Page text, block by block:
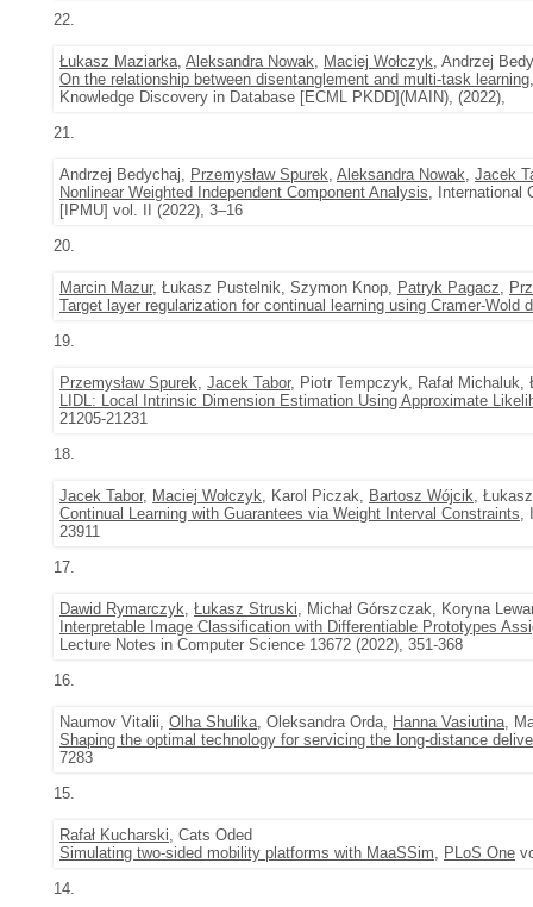
22.
Łukasz Maziarka, Aleksandra Nowak, Maciej Wołczyk, Andrzej
On the relationship between disentanglement and multi-task learning
Knowledge Discovery in Database [ECML PKDD](MAIN), (2022),
21.
Andrzej Bedychaj, Przemysław Spurek, Aleksandra Nowak, Jacek
Nonlinear Weighted Independent Component Analysis, International
[IPMU] vol. II (2022), 3–16
20.
Marcin Mazur, Łukasz Pustelnik, Szymon Knop, Patryk Pagacz,
Target layer regularization for continual learning using Cramer-Wold
19.
Przemysław Spurek, Jacek Tabor, Piotr Tempczyk, Rafał
LIDL: Local Intrinsic Dimension Estimation Using Approximate
21205-21231
18.
Jacek Tabor, Maciej Wołczyk, Karol Piczak, Bartosz Wójcik,
Continual Learning with Guarantees via Weight Interval Constraints,
23911
17.
Dawid Rymarczyk, Łukasz Struski, Michał Górszczak, Koryna
Interpretable Image Classification with Differentiable Prototypes
Lecture Notes in Computer Science 13672 (2022), 351-368
16.
Naumov Vitalii, Olha Shulika, Oleksandra Orda, Hanna Vasiutina,
Shaping the optimal technology for servicing the long-distance
7283
15.
Rafał Kucharski, Cats Oded
Simulating two-sided mobility platforms with MaaSSim, PLoS One
14.